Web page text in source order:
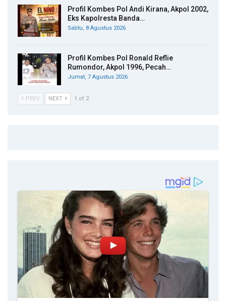
Profil Kombes Pol Andi Kirana, Akpol 2002,
Eks Kapolresta Banda…
Sabtu, 8 Agustus 2026
Profil Kombes Pol Ronald Reflie
Rumondor, Akpol 1996, Pecah…
Jumat, 7 Agustus 2026
PREV NEXT 1 of 2